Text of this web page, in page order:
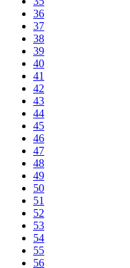
36
37
38
39
40
41
42
43
44
45
46
47
48
49
50
51
52
53
54
55
56